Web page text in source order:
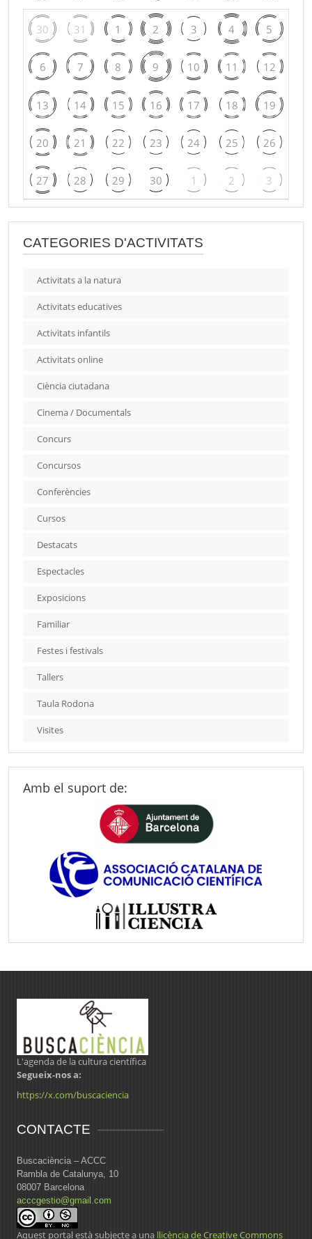
30 31 1 2 3 4 5
6 7 8 9 10 11 12
13 14 15 16 17 18 19
20 21 22 23 24 25 26
27 28 29 30 1 2 3
CATEGORIES D'ACTIVITATS
Activitats a la natura
Activitats educatives
Activitats infantils
Activitats online
Ciència ciutadana
Cinema / Documentals
Concurs
Concursos
Conferències
Cursos
Destacats
Espectacles
Exposicions
Familiar
Festes i festivals
Tallers
Taula Rodona
Visites
Amb el suport de:
L'agenda de la cultura científica
Segueix-nos a:
https://x.com/buscaciencia
CONTACTE
Buscaciència – ACCC
Rambla de Catalunya, 10
08007 Barcelona
acccgestio@gmail.com
Aquest portal està subjecte a una llicència de Creative Commons